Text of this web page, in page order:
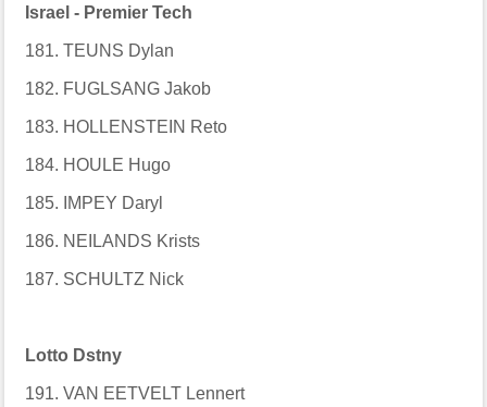
Israel - Premier Tech
181. TEUNS Dylan
182. FUGLSANG Jakob
183. HOLLENSTEIN Reto
184. HOULE Hugo
185. IMPEY Daryl
186. NEILANDS Krists
187. SCHULTZ Nick
Lotto Dstny
191. VAN EETVELT Lennert